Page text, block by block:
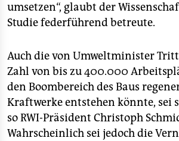
umsetzen“, glaubt der
Studie federführend betreute.
Auch die von Umweltminister
Zahl von bis zu 400.000
den Boombereich des Baus
Kraftwerke entstehen könnte, sei
so RWI-Präsident Christoph
Wahrscheinlich sei jedoch die